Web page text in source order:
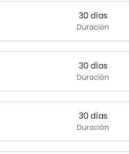
30 días
Duración
30 días
Duración
30 días
Duración